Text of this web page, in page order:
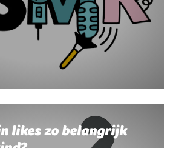
likes zo belangrijk